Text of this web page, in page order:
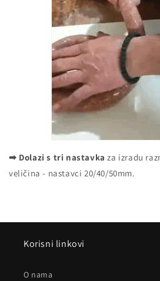
➡ Dolazi s tri nastavkaza izradu
veličina - nastavci 20/40/50mm.
Korisni linkovi
O nama